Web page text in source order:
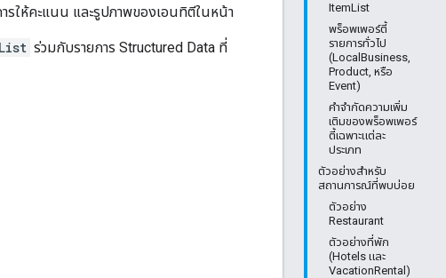
ItemList
พร็อพเพอร์ตี้
รายการทั่วไป
(LocalBusiness,
Product, หรือ
Event)
คำจำกัดความเพิ่ม
เติมของพร็อพเพอร์
ตี้เฉพาะแต่ละ
ประเภท
ตัวอย่างสำหรับ
สถานการณ์ที่พบบ่อย
ตัวอย่าง
Restaurant
ตัวอย่างที่พัก
(Hotels และ
VacationRental)
ารให้คะแนน และรูปภาพของเอนทิตีในหน้า
ร่วมกับรายการ Structured Data ที่